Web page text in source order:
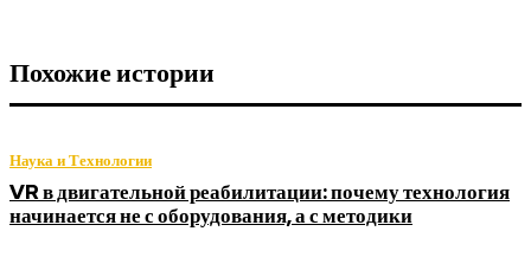
Похожие истории
Наука и Технологии
VR в двигательной реабилитации: почему технология
начинается не с оборудования, а с методики